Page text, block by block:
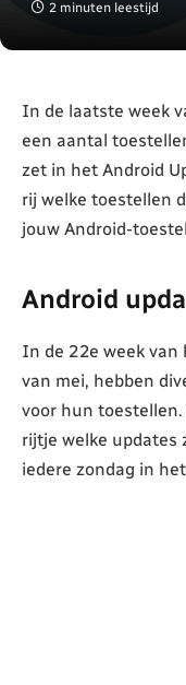
2 minuten leestijd
In de laatste week
een aantal
zet in het Android
rij welke toestellen
jouw Android-
Android
In de 22e week
van mei, hebben
voor hun toestellen.
rijtje welke updates
iedere zondag in